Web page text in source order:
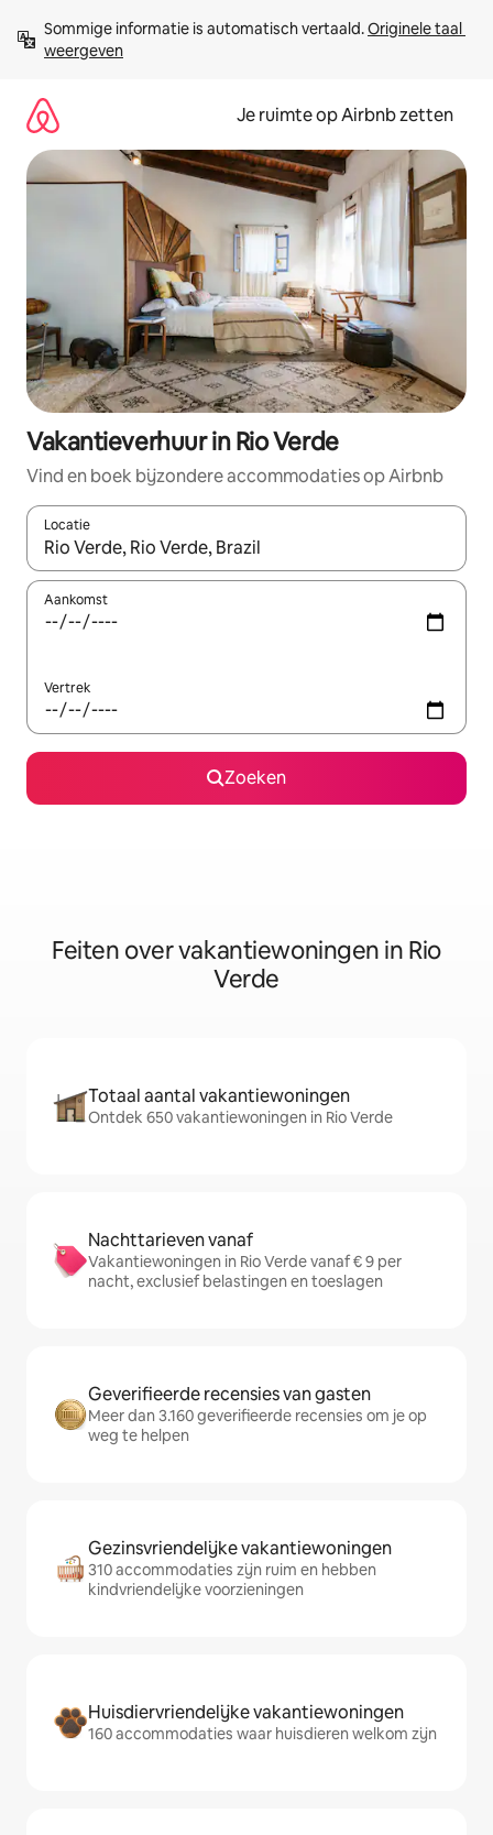
direct
naar
Sommige informatie is automatisch vertaald. Originele taal
weergeven
Je ruimte op Airbnb zetten
Vakantieverhuur in Rio Verde
Vind en boek bijzondere accommodaties op Airbnb
Locatie
Wanneer er suggesties beschikbaar zijn, maak je een keuze
Aankomst
Vertrek
Zoeken
Feiten over vakantiewoningen in Rio
Verde
Totaal aantal vakantiewoningen
Ontdek 650 vakantiewoningen in Rio Verde
Nachttarieven vanaf
Vakantiewoningen in Rio Verde vanaf € 9 per
nacht, exclusief belastingen en toeslagen
Geverifieerde recensies van gasten
Meer dan 3.160 geverifieerde recensies om je op
weg te helpen
Gezinsvriendelijke vakantiewoningen
310 accommodaties zijn ruim en hebben
kindvriendelijke voorzieningen
Huisdiervriendelijke vakantiewoningen
160 accommodaties waar huisdieren welkom zijn